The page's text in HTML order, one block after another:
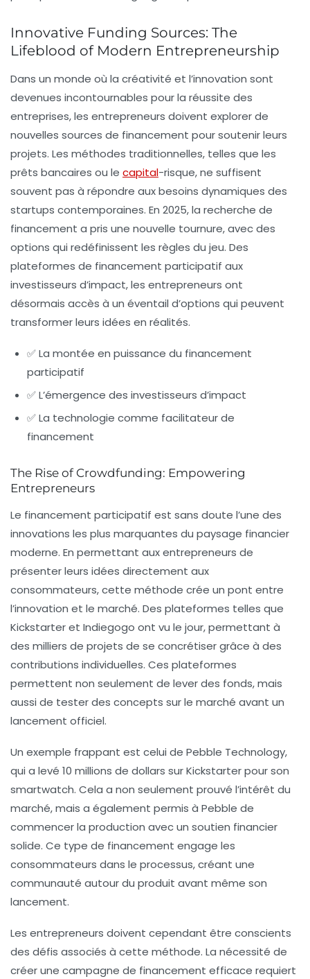
Innovative Funding Sources: The
Lifeblood of Modern Entrepreneurship
Dans un monde où la créativité et l’innovation sont
devenues incontournables pour la réussite des
entreprises, les entrepreneurs doivent explorer de
nouvelles sources de financement pour soutenir leurs
projets. Les méthodes traditionnelles, telles que les
prêts bancaires ou le capital-risque, ne suffisent
souvent pas à répondre aux besoins dynamiques des
startups contemporaines. En 2025, la recherche de
financement a pris une nouvelle tournure, avec des
options qui redéfinissent les règles du jeu. Des
plateformes de financement participatif aux
investisseurs d’impact, les entrepreneurs ont
désormais accès à un éventail d’options qui peuvent
transformer leurs idées en réalités.
✅ La montée en puissance du financement
participatif
✅ L’émergence des investisseurs d’impact
✅ La technologie comme facilitateur de
financement
The Rise of Crowdfunding: Empowering
Entrepreneurs
Le financement participatif est sans doute l’une des
innovations les plus marquantes du paysage financier
moderne. En permettant aux entrepreneurs de
présenter leurs idées directement aux
consommateurs, cette méthode crée un pont entre
l’innovation et le marché. Des plateformes telles que
Kickstarter et Indiegogo ont vu le jour, permettant à
des milliers de projets de se concrétiser grâce à des
contributions individuelles. Ces plateformes
permettent non seulement de lever des fonds, mais
aussi de tester des concepts sur le marché avant un
lancement officiel.
Un exemple frappant est celui de Pebble Technology,
qui a levé 10 millions de dollars sur Kickstarter pour son
smartwatch. Cela a non seulement prouvé l’intérêt du
marché, mais a également permis à Pebble de
commencer la production avec un soutien financier
solide. Ce type de financement engage les
consommateurs dans le processus, créant une
communauté autour du produit avant même son
lancement.
Les entrepreneurs doivent cependant être conscients
des défis associés à cette méthode. La nécessité de
créer une campagne de financement efficace requiert